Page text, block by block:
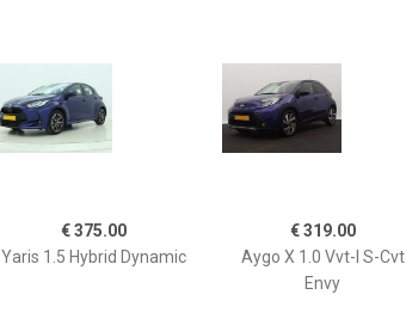
€ 375.00
Yaris 1.5 Hybrid Dynamic
€ 319.00
Aygo X 1.0 Vvt-I S-Cvt
Envy